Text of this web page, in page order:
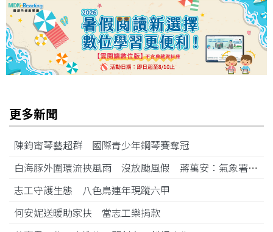
更多新聞
陳鈞甯琴藝超群 國際青少年鋼琴賽奪冠
白海豚外圍環流挾風雨 沒放颱風假 蔣萬安：氣象署沒發陸警
志工守護生態 八色鳥連年現蹤六甲
何安妮送暖助家扶 當志工樂捐款